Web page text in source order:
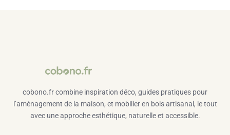
cobono.fr combine inspiration déco, guides pratiques pour
l’aménagement de la maison, et mobilier en bois artisanal, le tout
avec une approche esthétique, naturelle et accessible.